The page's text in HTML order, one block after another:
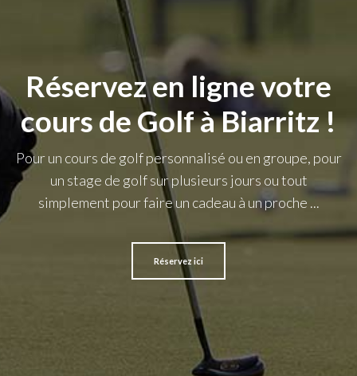
Réservez en ligne votre
cours de Golf à Biarritz !
Pour un cours de golf personnalisé ou en groupe, pour
un stage de golf sur plusieurs jours ou tout
simplement pour faire un cadeau à un proche ...
Réservez ici